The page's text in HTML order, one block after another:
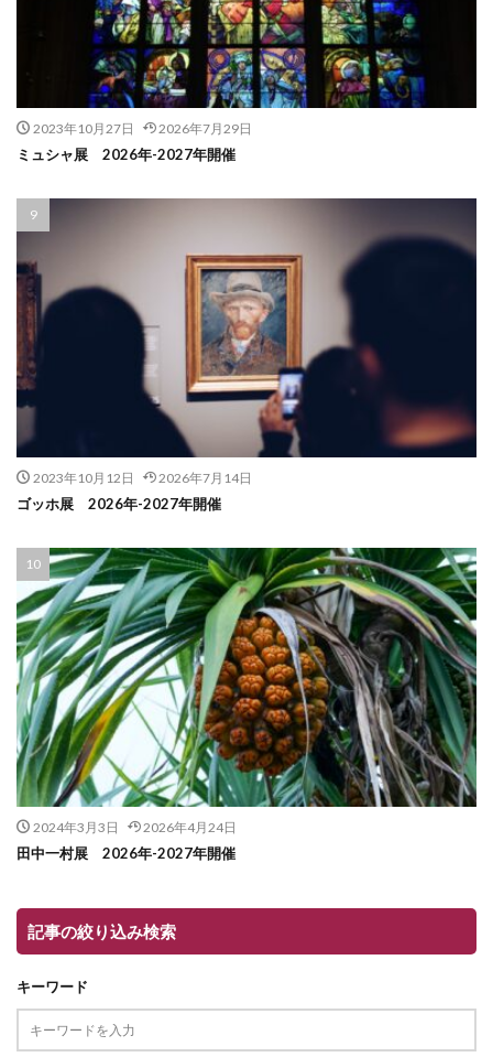
2023年10月27日 2026年7月29日
ミュシャ展 2026年-2027年開催
2023年10月12日 2026年7月14日
ゴッホ展 2026年-2027年開催
2024年3月3日 2026年4月24日
田中一村展 2026年-2027年開催
記事の絞り込み検索
キーワード